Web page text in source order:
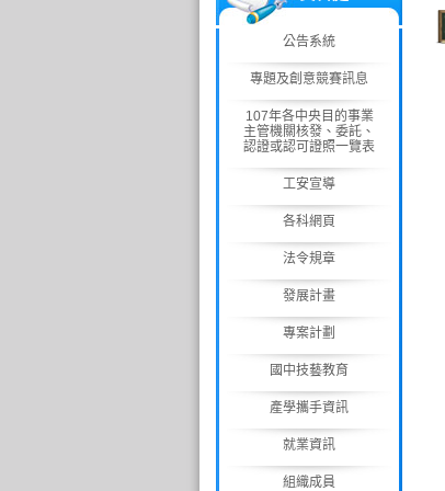
公告系統
專題及創意競賽訊息
107年各中央目的事業
主管機關核發、委託、
認證或認可證照一覽表
工安宣導
各科網頁
法令規章
發展計畫
專案計劃
國中技藝教育
產學攜手資訊
就業資訊
組織成員